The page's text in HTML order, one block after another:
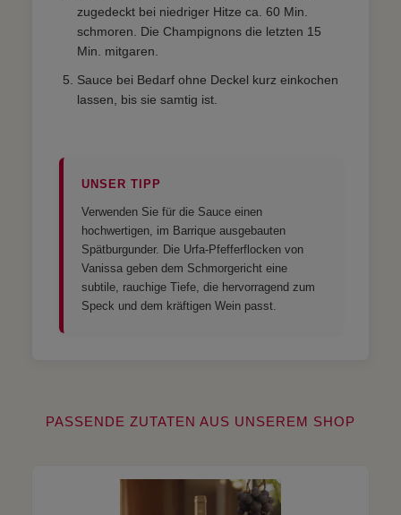
zugedeckt bei niedriger Hitze ca. 60 Min.
schmoren. Die Champignons die letzten 15
Min. mitgaren.
Sauce bei Bedarf ohne Deckel kurz einkochen
lassen, bis sie samtig ist.
UNSER TIPP
Verwenden Sie für die Sauce einen
hochwertigen, im Barrique ausgebauten
Spätburgunder. Die Urfa-Pfefferflocken von
Vanissa geben dem Schmorgericht eine
subtile, rauchige Tiefe, die hervorragend zum
Speck und dem kräftigen Wein passt.
PASSENDE ZUTATEN AUS UNSEREM SHOP